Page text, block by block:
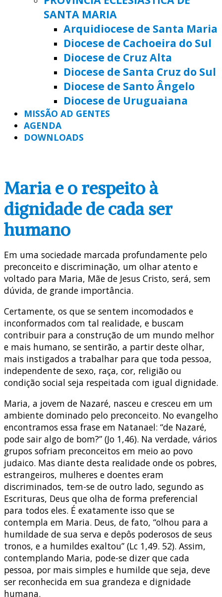
SANTA MARIA
Arquidiocese de Santa Maria
Diocese de Cachoeira do Sul
Diocese de Cruz Alta
Diocese de Santa Cruz do Sul
Diocese de Santo Ângelo
Diocese de Uruguaiana
MISSÃO AD GENTES
AGENDA
DOWNLOADS
Maria e o respeito à
dignidade de cada ser
humano
Em uma sociedade marcada profundamente pelo
preconceito e discriminação, um olhar atento e
voltado para Maria, Mãe de Jesus Cristo, será, sem
dúvida, de grande importância.
Certamente, os que se sentem incomodados e
inconformados com tal realidade, e buscam
contribuir para a construção de um mundo melhor
e mais humano, se sentirão, a partir deste olhar,
mais instigados a trabalhar para que toda pessoa,
independente de sexo, raça, cor, religião ou
condição social seja respeitada com igual dignidade.
Maria, a jovem de Nazaré, nasceu e cresceu em um
ambiente dominado pelo preconceito. No evangelho
encontramos essa frase em Natanael: “de Nazaré,
pode sair algo de bom?” (Jo 1,46). Na verdade, vários
grupos sofriam preconceitos em meio ao povo
judaico. Mas diante desta realidade onde os pobres,
estrangeiros, mulheres e doentes eram
discriminados, tem-se de outro lado, segundo as
Escrituras, Deus que olha de forma preferencial
para todos eles. É exatamente isso que se
contempla em Maria. Deus, de fato, “olhou para a
humildade de sua serva e depôs poderosos de seus
tronos, e a humildes exaltou” (Lc 1,49. 52). Assim,
contemplando Maria, pode-se dizer que cada
pessoa, por mais simples e humilde que seja, deve
ser reconhecida em sua grandeza e dignidade
humana.